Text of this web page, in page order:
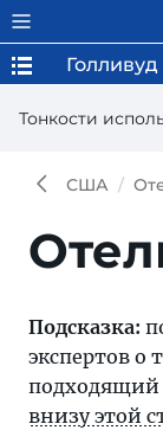
Тонкости
Голливуд
США
Подсказка:
экспертов о
подходящий
внизу этой